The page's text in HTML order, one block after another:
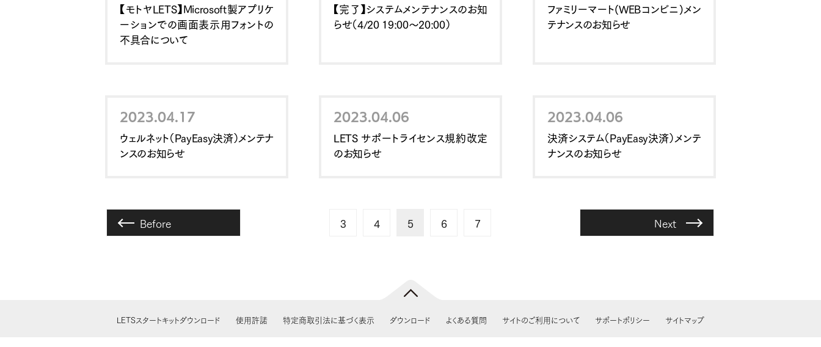
【モトヤLETS】Microsoft製アプリケ
ーションでの画面表示用フォントの
不具合について
【完了】システムメンテナンスのお知
らせ（4/20 19:00～20:00）
ファミリーマート(WEBコンビニ)メン
テナンスのお知らせ
2023.04.17
ウェルネット（PayEasy決済）メンテナ
ンスのお知らせ
2023.04.06
LETS サポートライセンス規約改定
のお知らせ
2023.04.06
決済システム（PayEasy決済）メンテ
ナンスのお知らせ
Before 3 4 5 6 7 Next
LETSスタートキットダウンロード 使用許諾 特定商取引法に基づく表示 ダウンロード よくある質問 サイトのご利用について サポートポリシー サイトマップ